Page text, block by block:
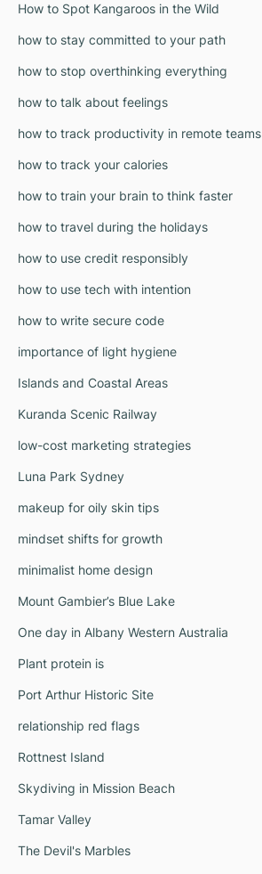
How to Spot Kangaroos in the Wild
how to stay committed to your path
how to stop overthinking everything
how to talk about feelings
how to track productivity in remote teams
how to track your calories
how to train your brain to think faster
how to travel during the holidays
how to use credit responsibly
how to use tech with intention
how to write secure code
importance of light hygiene
Islands and Coastal Areas
Kuranda Scenic Railway
low-cost marketing strategies
Luna Park Sydney
makeup for oily skin tips
mindset shifts for growth
minimalist home design
Mount Gambier’s Blue Lake
One day in Albany Western Australia
Plant protein is
Port Arthur Historic Site
relationship red flags
Rottnest Island
Skydiving in Mission Beach
Tamar Valley
The Devil's Marbles